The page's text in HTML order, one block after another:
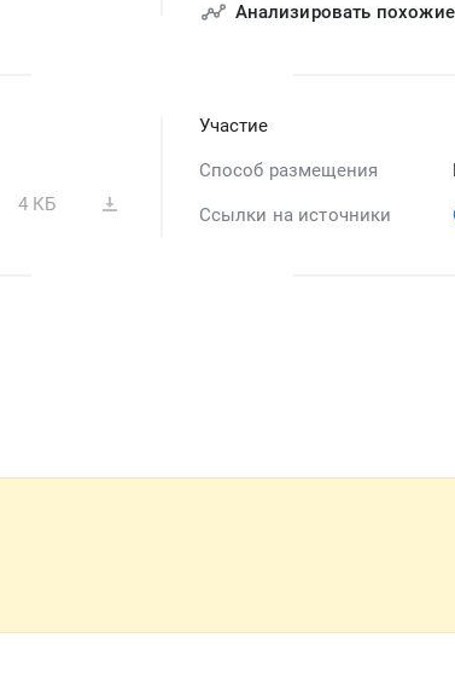
Анализировать
4 КБ
Участие
Способ размещения
Ссылки на источники